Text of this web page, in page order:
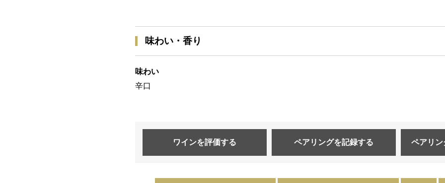
味わい・香り
味わい
辛口
ワインを評価する ペアリングを記録する ペアリン